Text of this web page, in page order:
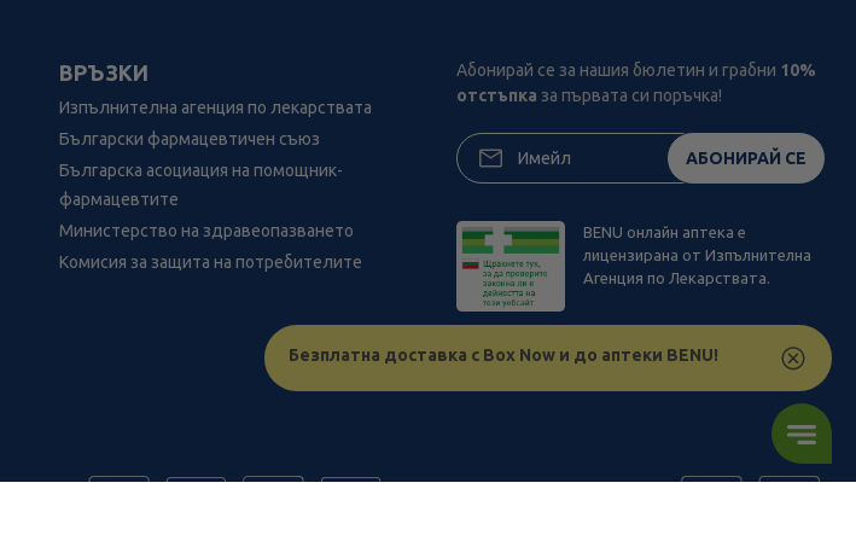
Безплатна доставка с Box Now и до аптеки BENU!
ВРЪЗКИ
Изпълнителна агенция по лекарствата
Български фармацевтичен съюз
Българска асоциация на помощник-
фармацевтите
Министерство на здравеопазването
Комисия за защита на потребителите
Абонирай се за нашия бюлетин и грабни 10%
отстъпка за първата си поръчка!
АБОНИРАЙ СЕ
BENU онлайн аптека е
лицензирана от Изпълнителна
Агенция по Лекарствата.